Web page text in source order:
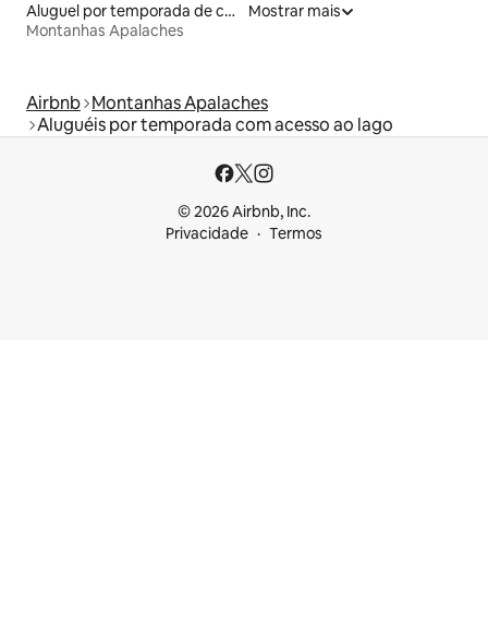
Aluguel por temporada de casas-barco
Montanhas Apalaches
Mostrar mais
Airbnb Montanhas Apalaches
Aluguéis por temporada com acesso ao lago
© 2026 Airbnb, Inc.
Privacidade
Termos